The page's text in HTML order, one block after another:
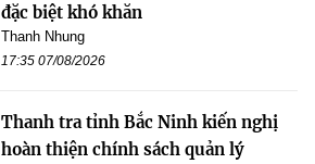
đặc biệt khó khăn
Thanh Nhung
17:35 07/08/2026
Thanh tra tỉnh Bắc Ninh kiến nghị
hoàn thiện chính sách quản lý